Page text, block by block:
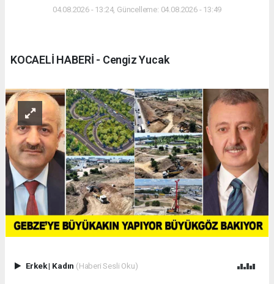
04.08.2026 - 13:24, Güncelleme: 04.08.2026 - 13:49
KOCAELİ HABERİ - Cengiz Yucak
Erkek| Kadın (Haberi Sesli Oku)